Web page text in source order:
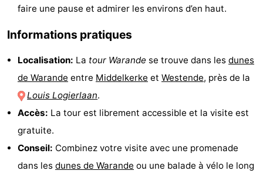
Piscines
Faire
du
-
Randonnée
-
Terrains
golf
-
Surfen
Equitation
Boire
faire une pause et admirer les environs d’en haut.
Informations pratiques
Localisation: La tour Warande se trouve dans les dunes
de Warande entre Middelkerke et Westende, près de la
Louis Logierlaan.
Accès: La tour est librement accessible et la visite est
gratuite.
Conseil: Combinez votre visite avec une promenade
dans les dunes de Warande ou une balade à vélo le long